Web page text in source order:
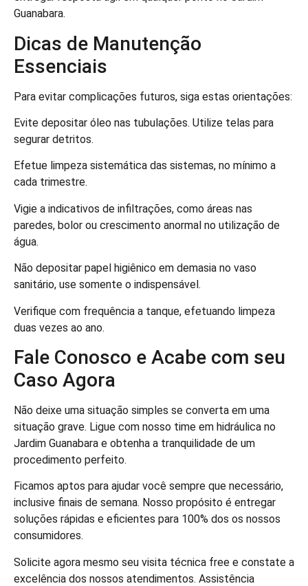
Guanabara.
Dicas de Manutenção
Essenciais
Para evitar complicações futuros, siga estas orientações:
Evite depositar óleo nas tubulações. Utilize telas para
segurar detritos.
Efetue limpeza sistemática das sistemas, no mínimo a
cada trimestre.
Vigie a indicativos de infiltrações, como áreas nas
paredes, bolor ou crescimento anormal no utilização de
água.
Não depositar papel higiênico em demasia no vaso
sanitário, use somente o indispensável.
Verifique com frequência a tanque, efetuando limpeza
duas vezes ao ano.
Fale Conosco e Acabe com seu
Caso Agora
Não deixe uma situação simples se converta em uma
situação grave. Ligue com nosso time em hidráulica no
Jardim Guanabara e obtenha a tranquilidade de um
procedimento perfeito.
Ficamos aptos para ajudar você sempre que necessário,
inclusive finais de semana. Nosso propósito é entregar
soluções rápidas e eficientes para 100% dos os nossos
consumidores.
Solicite agora mesmo seu visita técnica free e constate a
excelência dos nossos atendimentos. Assistência